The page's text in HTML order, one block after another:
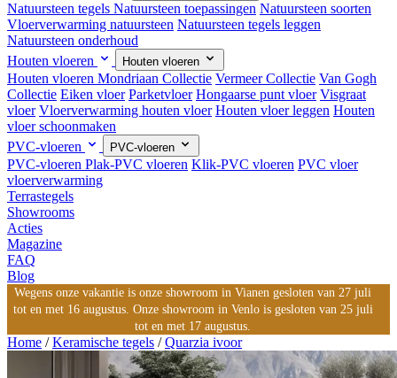
Natuursteen tegels Natuursteen toepassingen Natuursteen soorten
Vloerverwarming natuursteen Natuursteen tegels leggen
Natuursteen onderhoud
Houten vloeren
Houten vloeren
Houten vloeren Mondriaan Collectie Vermeer Collectie Van Gogh
Collectie Eiken vloer Parketvloer Hongaarse punt vloer Visgraat
vloer Vloerverwarming houten vloer Houten vloer leggen Houten
vloer schoonmaken
PVC-vloeren
PVC-vloeren
PVC-vloeren Plak-PVC vloeren Klik-PVC vloeren PVC vloer
vloerverwarming
Terrastegels
Showrooms
Acties
Magazine
FAQ
Blog
Wegens onze vakantie is onze showroom in Vianen gesloten van 27 juli
tot en met 16 augustus. Onze showroom in Venlo is gesloten van 25 juli
tot en met 17 augustus.
Home /Keramische tegels /Quarzia ivoor